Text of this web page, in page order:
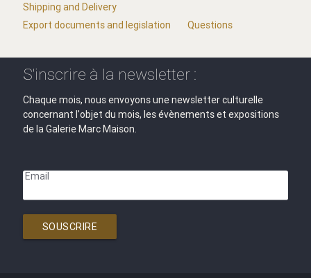
Shipping and Delivery
Export documents and legislation
Questions
S'inscrire à la newsletter :
Chaque mois, nous envoyons une newsletter culturelle
concernant l'objet du mois, les évènements et expositions
de la Galerie Marc Maison.
Email
SOUSCRIRE